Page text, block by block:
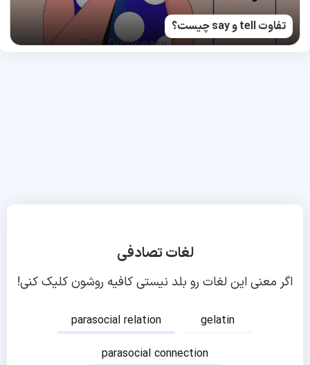
تفاوت tell و say چیست؟
لغات تصادفی
اگر معنی این لغات رو بلد نیستی کافیه روشون کلیک کنی!
parasocial relation
gelatin
parasocial connection